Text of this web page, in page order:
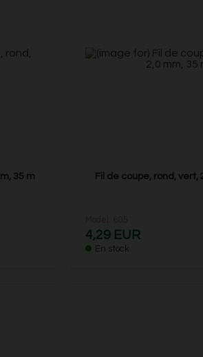
35 m Fil de coupe, rond, vert,
4,29 EUR
En stock